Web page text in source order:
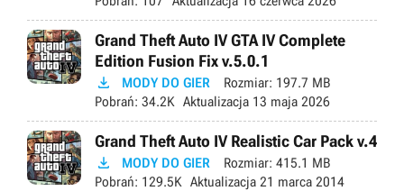
Grand Theft Auto IV GTA IV Complete
Edition Fusion Fix v.5.0.1
 MODY DO GIER Rozmiar: 197.7 MB
Pobrań: 34.2K Aktualizacja 13 maja 2026
Grand Theft Auto IV Realistic Car Pack v.4
 MODY DO GIER Rozmiar: 415.1 MB
Pobrań: 129.5K Aktualizacja 21 marca 2014